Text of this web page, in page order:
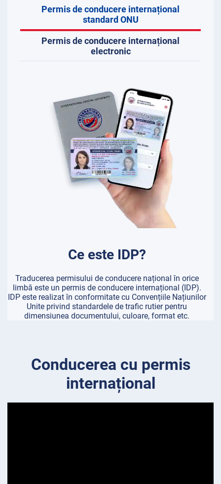
Permis de conducere internațional
standard ONU
Permis de conducere internațional
electronic
Ce este IDP?
Traducerea permisului de conducere național în orice
limbă este un permis de conducere internațional (IDP).
IDP este realizat în conformitate cu Convențiile Națiunilor
Unite privind standardele de trafic rutier pentru
dimensiunea documentului, culoare, format etc.
Conducerea cu permis
internațional